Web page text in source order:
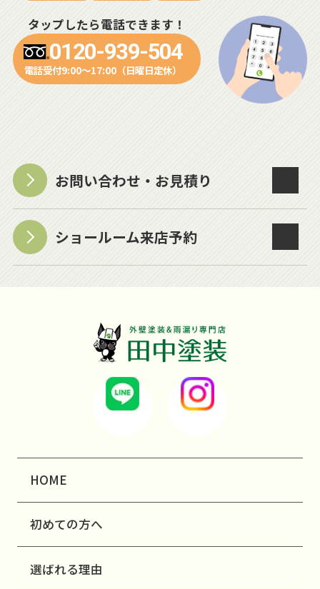
タップしたら電話できます！
0120-939-504
電話受付9:00～17:00（日曜日定休）
お問い合わせ・お見積り
ショールーム来店予約
HOME
初めての方へ
選ばれる理由